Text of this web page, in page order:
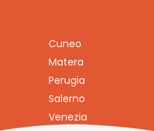
Cuneo
Matera
Perugia
Salerno
Venezia